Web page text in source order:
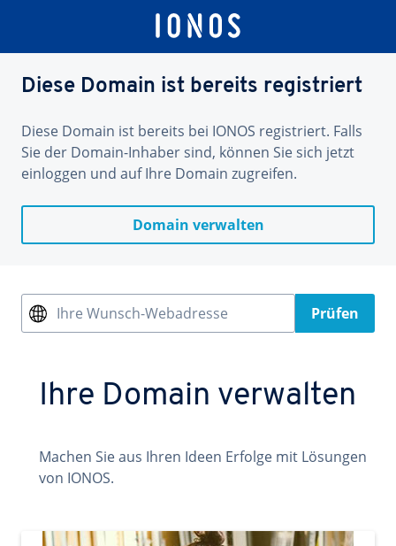
Diese Domain ist bereits registriert
Diese Domain ist bereits bei IONOS registriert. Falls
Sie der Domain-Inhaber sind, können Sie sich jetzt
einloggen und auf Ihre Domain zugreifen.
Domain verwalten
Ihre Wunsch-Webadresse Prüfen
Ihre Domain verwalten
Machen Sie aus Ihren Ideen Erfolge mit Lösungen
von IONOS.